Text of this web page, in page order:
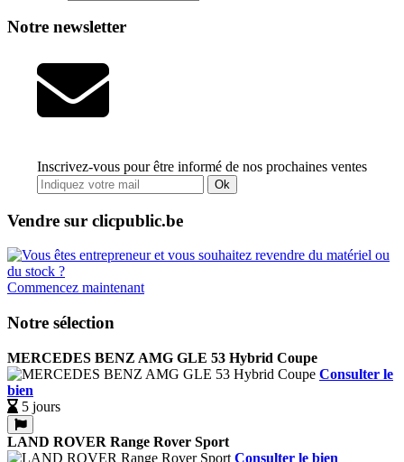
Notre newsletter
Inscrivez-vous pour être informé de nos prochaines ventes
Ok
Vendre sur clicpublic.be
Commencez maintenant
Notre sélection
MERCEDES BENZ AMG GLE 53 Hybrid Coupe
Consulter le
bien
5 jours
LAND ROVER Range Rover Sport
Consulter le bien